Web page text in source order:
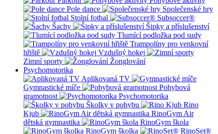
Pole dance
Společenské hry
Stolní fotbal
Subsoccer®
Šachy
Šipky a příslušenství
Tlumící podložka pod sudy
Trampolíny pro venkovní
hřiště
Vzdušný hokej
Zimní sporty
Žonglování
Psychomotorika
Aplikovaná TV
Gymnastické míče
Pohybová
gramotnost
Psychomotorika
Školky v pohybu
Rino
Kjub
RinoGym Air
dětská gymnastika
RinoGym škola
RinoGym školka
RinoSet®